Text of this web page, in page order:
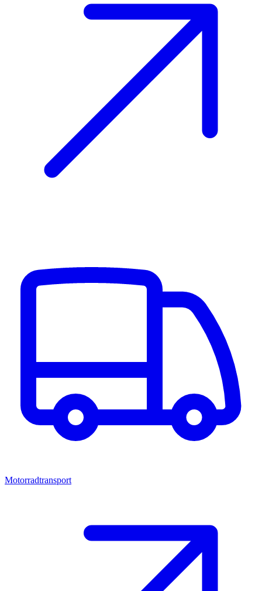
Motorradtransport